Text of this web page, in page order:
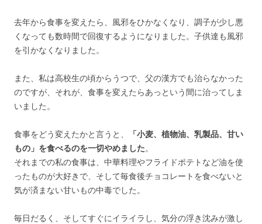
去年から食事を変えたら、風邪をひかなくなり、調子が少し悪
くなっても数時間で回復するようになりました。子供達も風邪
を引かなくなりました。
また、私は高校生の頃からうつで、父の漢方でも治らなかった
のですが、それが、食事を変えたらあっという間に治ってしま
いました。
食事をどう変えたかと言うと、
「小麦、植物油、乳製品、甘い
もの」を食べるのを一切やめました。
それまでの私の食事は、中華料理やフライドポテトなど油を使
ったものが大好きで、そして毎食後チョコレートを食べないと
気が済まない甘いもの中毒でした。
毎日だるく、そしてすぐにイライラし、気分の浮き沈みが激し